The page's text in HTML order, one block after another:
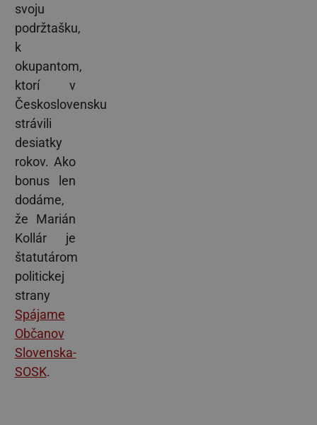
svoju
podržtašku,
k
okupantom,
ktorí v
Československu
strávili
desiatky
rokov. Ako
bonus len
dodáme,
že Marián
Kollár je
štatutárom
politickej
strany
Spájame
Občanov
Slovenska-
SOSK.